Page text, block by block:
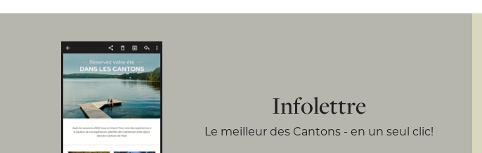
Infolettre
Le meilleur des Cantons - en un seul clic!